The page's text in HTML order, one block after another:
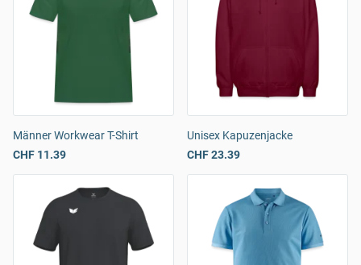
Männer Workwear T-Shirt
CHF 11.39
Unisex Kapuzenjacke
CHF 23.39